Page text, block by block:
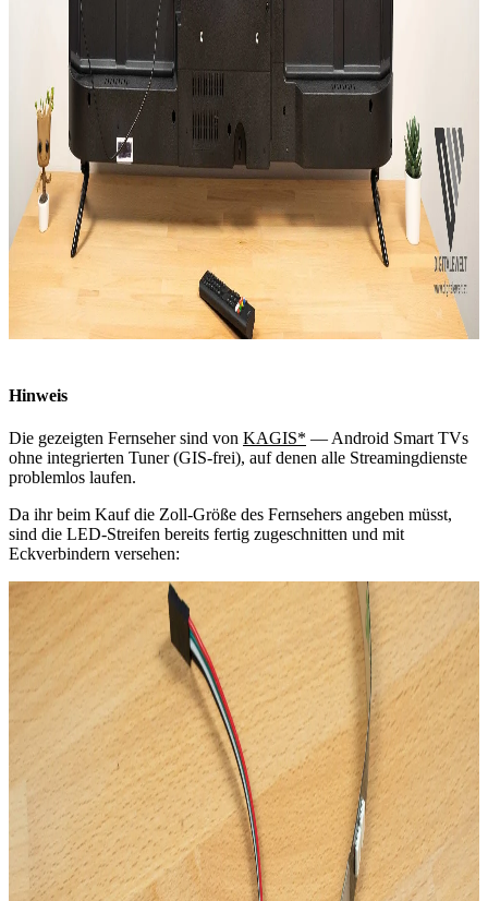
Hinweis
Die gezeigten Fernseher sind von KAGIS* — Android Smart TVs
ohne integrierten Tuner (GIS-frei), auf denen alle Streamingdienste
problemlos laufen.
Da ihr beim Kauf die Zoll-Größe des Fernsehers angeben müsst,
sind die LED-Streifen bereits fertig zugeschnitten und mit
Eckverbindern versehen: